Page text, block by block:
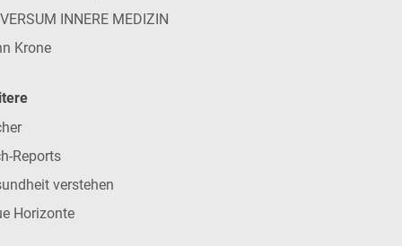
INNERE MEDIZIN
Krone
Reports
verstehen
Horizonte